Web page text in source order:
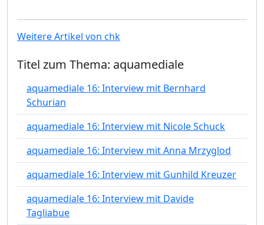
Weitere Artikel von chk
Titel zum Thema: aquamediale
aquamediale 16: Interview mit Bernhard
Schurian
aquamediale 16: Interview mit Nicole Schuck
aquamediale 16: Interview mit Anna Mrzyglod
aquamediale 16: Interview mit Gunhild Kreuzer
aquamediale 16: Interview mit Davide
Tagliabue